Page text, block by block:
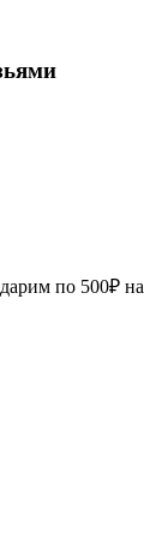
по 500₽